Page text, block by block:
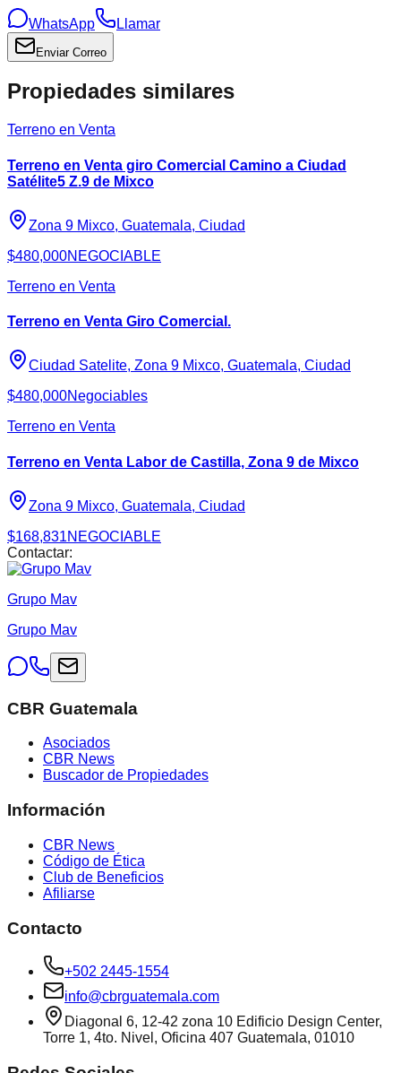
WhatsApp Llamar
Enviar Correo
Propiedades similares
Terreno en Venta
Terreno en Venta giro Comercial Camino a Ciudad
Satélite5 Z.9 de Mixco
Zona 9 Mixco, Guatemala, Ciudad
$480,000NEGOCIABLE
Terreno en Venta
Terreno en Venta Giro Comercial.
Ciudad Satelite, Zona 9 Mixco, Guatemala, Ciudad
$480,000Negociables
Terreno en Venta
Terreno en Venta Labor de Castilla, Zona 9 de Mixco
Zona 9 Mixco, Guatemala, Ciudad
$168,831NEGOCIABLE
Contactar:
Grupo Mav
Grupo Mav
CBR Guatemala
Asociados
CBR News
Buscador de Propiedades
Información
CBR News
Código de Ética
Club de Beneficios
Afiliarse
Contacto
+502 2445-1554
info@cbrguatemala.com
Diagonal 6, 12-42 zona 10 Edificio Design Center,
Torre 1, 4to. Nivel, Oficina 407 Guatemala, 01010